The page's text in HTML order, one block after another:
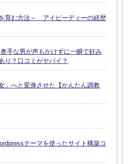
育む方法～ アイピーディーの経歴
手な男が声もかけずに一瞬で好み
り？口コミがヤバイ？
」へと変身させた【かんたん調教
テーマを使ったサイト構築コ